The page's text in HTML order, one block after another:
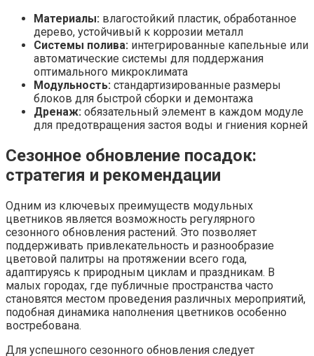
Материалы: влагостойкий пластик, обработанное
дерево, устойчивый к коррозии металл
Системы полива: интегрированные капельные или
автоматические системы для поддержания
оптимального микроклимата
Модульность: стандартизированные размеры
блоков для быстрой сборки и демонтажа
Дренаж: обязательный элемент в каждом модуле
для предотвращения застоя воды и гниения корней
Сезонное обновление посадок:
стратегия и рекомендации
Одним из ключевых преимуществ модульных
цветников является возможность регулярного
сезонного обновления растений. Это позволяет
поддерживать привлекательность и разнообразие
цветовой палитры на протяжении всего года,
адаптируясь к природным циклам и праздникам. В
малых городах, где публичные пространства часто
становятся местом проведения различных мероприятий,
подобная динамика наполнения цветников особенно
востребована.
Для успешного сезонного обновления следует